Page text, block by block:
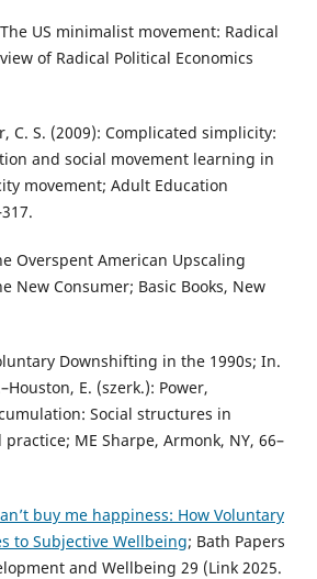
US minimalist movement: Radical
of Radical Political Economics
C. S. (2009): Complicated simplicity:
and social movement learning in
movement; Adult Education
Overspent American Upscaling
New Consumer; Basic Books, New
Downshifting in the 1990s; In.
E. (szerk.): Power,
Social structures in
ME Sharpe, Armonk, NY, 66–
buy me happiness: How Voluntary
to Subjective Wellbeing; Bath Papers
and Wellbeing 29 (Link 2025.